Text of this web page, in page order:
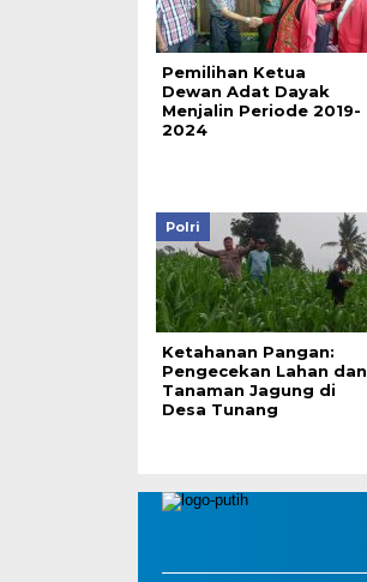
Pemilihan Ketua
Dewan Adat Dayak
Menjalin Periode 2019-
2024
Polri
Ketahanan Pangan:
Pengecekan Lahan dan
Tanaman Jagung di
Desa Tunang